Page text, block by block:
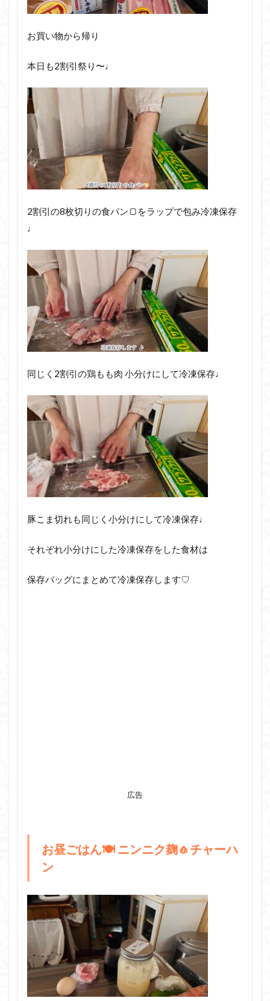
お買い物から帰り
本日も2割引祭り〜♩
2割引の8枚切りの食パン🍞をラップで包み冷凍保存
♩
同じく2割引の鶏もも肉 小分けにして冷凍保存♩
豚こま切れも同じく小分けにして冷凍保存♩
それぞれ小分けにした冷凍保存をした食材は
保存バッグにまとめて冷凍保存します♡
広告
お昼ごはん🍽️ ニンニク麹🧄チャーハ
ン